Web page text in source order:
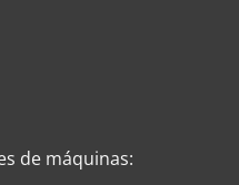
de máquinas: